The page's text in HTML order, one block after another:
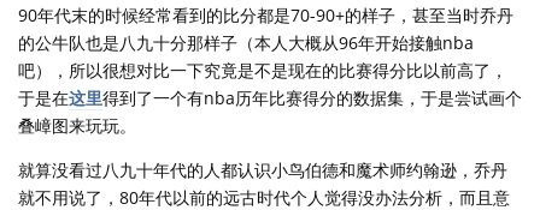
90年代末的时候经常看到的比分都是70-90+的样子，甚至当时乔丹
的公牛队也是八九十分那样子（本人大概从96年开始接触nba
吧），所以很想对比一下究竟是不是现在的比赛得分比以前高了，
于是在这里得到了一个有nba历年比赛得分的数据集，于是尝试画个
叠嶂图来玩玩。
就算没看过八九十年代的人都认识小鸟伯德和魔术师约翰逊，乔丹
就不用说了，80年代以前的远古时代个人觉得没办法分析，而且意